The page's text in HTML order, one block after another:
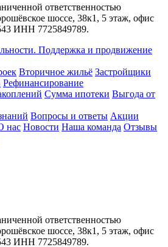
ответственностью
шоссе, 38к1, 5 этаж, офис
ИНН 7725849789.
Поддержка и продвижение
Вторичное жильё Застройщики
Рефинансирование
Сумма ипотеки Выгода от
Вопросы и ответы Акции
нас Новости Наша команда Отзывы
ответственностью
шоссе, 38к1, 5 этаж, офис
ИНН 7725849789.